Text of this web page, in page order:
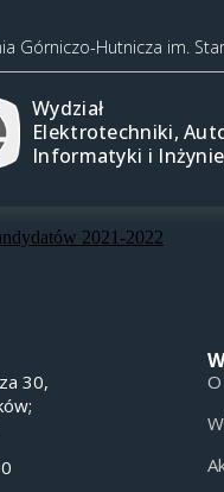
Górniczo-Hutnicza im.
Wydział
Elektrotechniki,
Informatyki i
2021-2022
30,